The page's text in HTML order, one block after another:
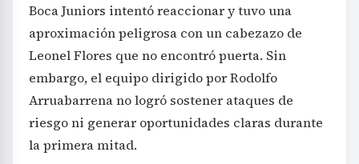
Boca Juniors intentó reaccionar y tuvo una
aproximación peligrosa con un cabezazo de
Leonel Flores que no encontró puerta. Sin
embargo, el equipo dirigido por Rodolfo
Arruabarrena no logró sostener ataques de
riesgo ni generar oportunidades claras durante
la primera mitad.